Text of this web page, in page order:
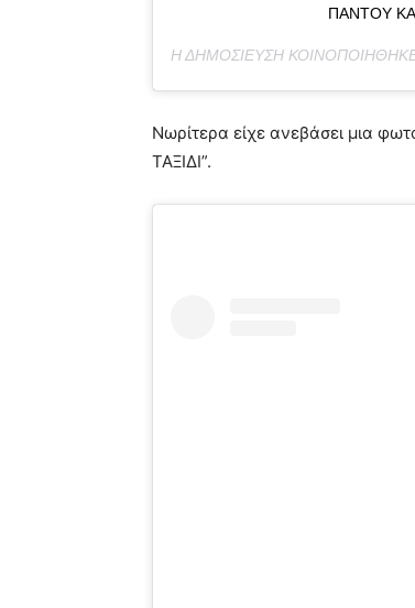
ΠΑΝΤΟΥ
Η ΔΗΜΟΣΊΕΥΣΗ
Νωρίτερα είχε ανεβάσει μια
ΤΑΞΙΔΙ”.